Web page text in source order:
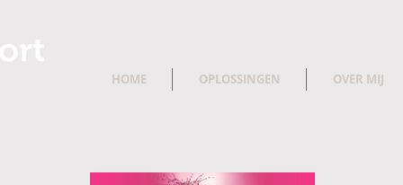
HOME OPLOSSINGEN OVER MIJ